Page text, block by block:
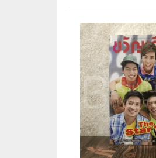
🏮 นิยายจีน
🌞 นิยายแจ่มใส
❤️ รัก โรแมนติก
❤️‍🔥❤️‍🔥 นิยายรัก ราค
💀 ผี สยองขวัญ ระทึ
🎭 ดราม่า ชีวิต